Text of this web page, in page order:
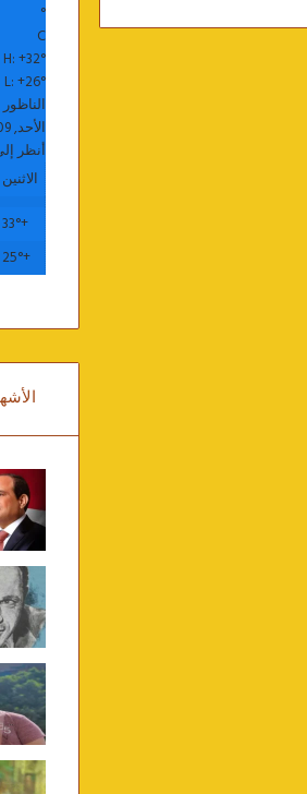
°
C
H:+32°
L:+26°
الناظور
الأحد, 09 آب
أنظر
الاثنين
+
33°
+
25°